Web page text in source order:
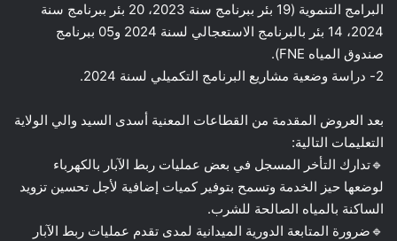
البرامج التنموية (19 بئر ببرنامج سنة 2023، 20 بئر ببرنامج سنة
2024، 14 بئر بالبرنامج الاستعجالي لسنة 2024 و05 ببرنامج
صندوق المياه FNE).
2- دراسة وضعية مشاريع البرنامج التكميلي لسنة 2024.
بعد العروض المقدمة من القطاعات المعنية أسدى السيد والي الولاية
التعليمات التالية:
🔹تدارك التأخر المسجل في بعض عمليات ربط الآبار بالكهرباء
لوضعها حيز الخدمة وتسمح بتوفير كميات إضافية لأجل تحسين تزويد
الساكنة بالمياه الصالحة للشرب.
🔹ضرورة المتابعة الدورية الميدانية لمدى تقدم عمليات ربط الآبار